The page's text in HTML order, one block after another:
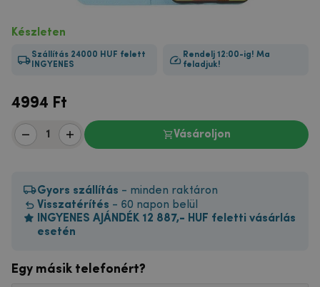
Készleten
Szállítás 24000 HUF felett
INGYENES
Rendelj 12:00-ig! Ma
feladjuk!
4994 Ft
Vásároljon
Gyors szállítás - minden raktáron
Visszatérítés - 60 napon belül
INGYENES AJÁNDÉK 12 887,- HUF feletti vásárlás
esetén
Egy másik telefonért?